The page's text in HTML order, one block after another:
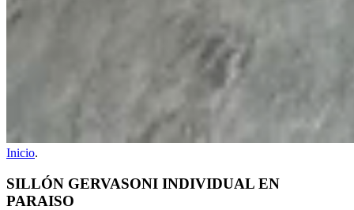
Inicio.
SILLÓN GERVASONI INDIVIDUAL EN
PARAISO